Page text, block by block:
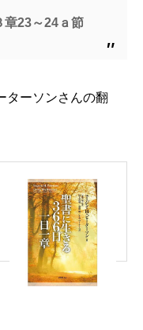
23～24ａ節
ターソンさんの翻